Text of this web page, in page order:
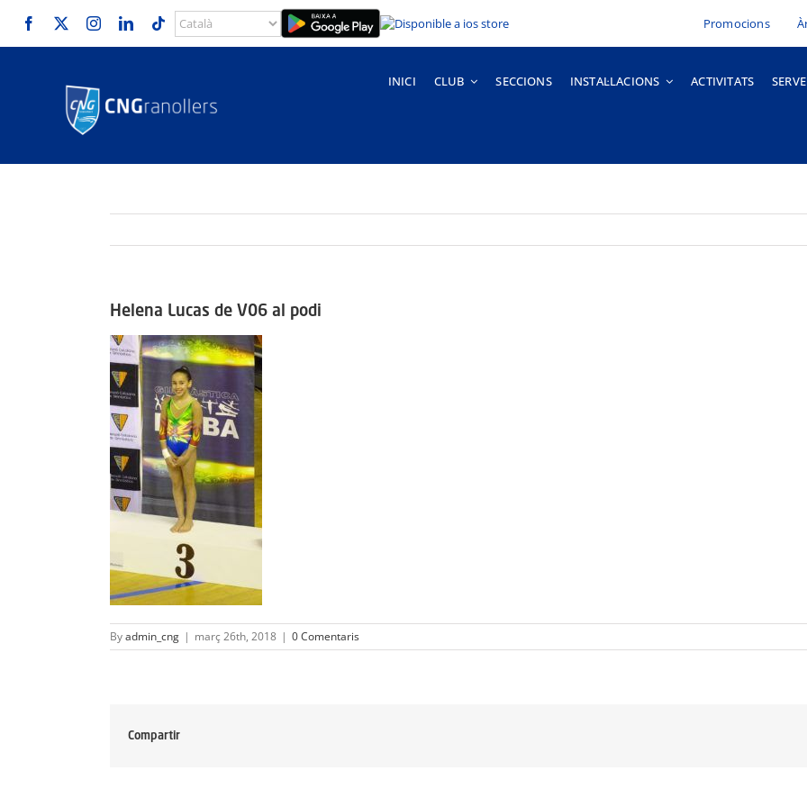
Promocions
INICI CLUB SECCIONS INSTAL·LACIONS ACTIVITATS
Helena Lucas de V06 al podi
Byadmin_cng | març 26th, 2018 | 0 Comentaris
Compartir